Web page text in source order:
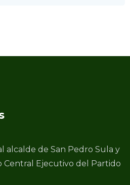
alcalde de San Pedro Sula y
Central Ejecutivo del Partido